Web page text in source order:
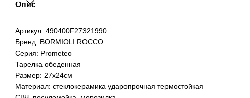
Опис
Артикул: 490400F27321990
Бренд: BORMIOLI ROCCO
Серия: Prometeo
Тарелка обеденная
Размер: 27х24см
Материал: стеклокерамика ударопрочная термостойкая